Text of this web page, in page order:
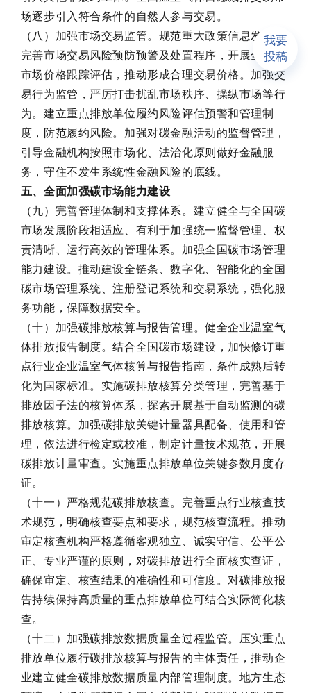
场逐步引入符合条件的自然人参与交易。
（八）加强市场交易监管。规范重大政策信息发布，
完善市场交易风险预防预警及处置程序，开展全国碳
市场价格跟踪评估，推动形成合理交易价格。加强交
易行为监管，严厉打击扰乱市场秩序、操纵市场等行
为。建立重点排放单位履约风险评估预警和管理制
度，防范履约风险。加强对碳金融活动的监督管理，
引导金融机构按照市场化、法治化原则做好金融服
务，守住不发生系统性金融风险的底线。
五、全面加强碳市场能力建设
（九）完善管理体制和支撑体系。建立健全与全国碳
市场发展阶段相适应、有利于加强统一监督管理、权
责清晰、运行高效的管理体系。加强全国碳市场管理
能力建设。推动建设全链条、数字化、智能化的全国
碳市场管理系统、注册登记系统和交易系统，强化服
务功能，保障数据安全。
（十）加强碳排放核算与报告管理。健全企业温室气
体排放报告制度。结合全国碳市场建设，加快修订重
点行业企业温室气体核算与报告指南，条件成熟后转
化为国家标准。实施碳排放核算分类管理，完善基于
排放因子法的核算体系，探索开展基于自动监测的碳
排放核算。加强碳排放关键计量器具配备、使用和管
理，依法进行检定或校准，制定计量技术规范，开展
碳排放计量审查。实施重点排放单位关键参数月度存
证。
（十一）严格规范碳排放核查。完善重点行业核查技
术规范，明确核查要点和要求，规范核查流程。推动
审定核查机构严格遵循客观独立、诚实守信、公平公
正、专业严谨的原则，对碳排放进行全面核实查证，
确保审定、核查结果的准确性和可信度。对碳排放报
告持续保持高质量的重点排放单位可结合实际简化核
查。
（十二）加强碳排放数据质量全过程监管。压实重点
排放单位履行碳排放核算与报告的主体责任，推动企
业建立健全碳排放数据质量内部管理制度。地方生态
我要
投稿